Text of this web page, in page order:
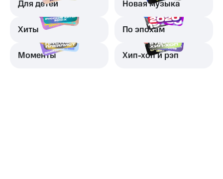
Для детей Новая музыка
Хиты По эпохам
Моменты Хип-хоп и рэп